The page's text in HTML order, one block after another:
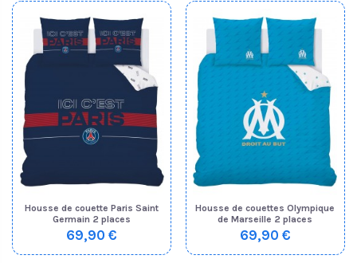
Housse de couette Paris Saint
Germain 2 places
69,90 €
Housse de couettes Olympique
de Marseille 2 places
69,90 €